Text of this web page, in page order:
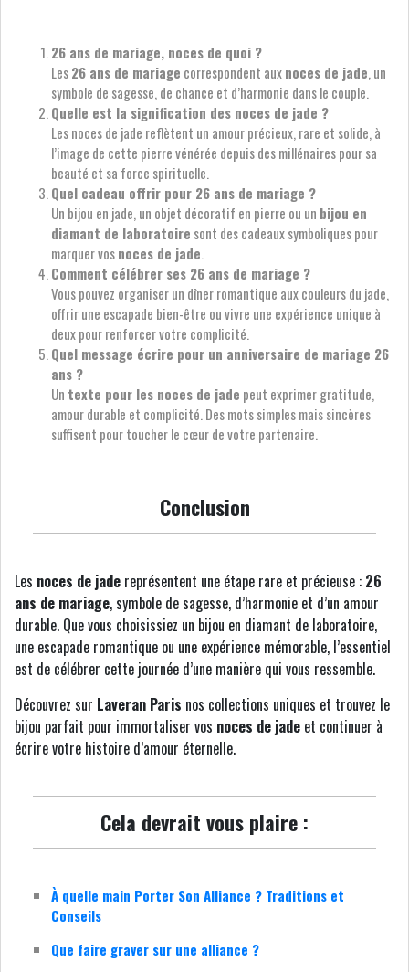
26 ans de mariage, noces de quoi ?
Les26 ans de mariage correspondent auxnoces de jade, un
symbole de sagesse, de chance et d’harmonie dans le couple.
Quelle est la signification des noces de jade ?
Les noces de jade reflètent un amour précieux, rare et solide, à
l’image de cette pierre vénérée depuis des millénaires pour sa
beauté et sa force spirituelle.
Quel cadeau offrir pour 26 ans de mariage ?
Un bijou en jade, un objet décoratif en pierre ou un bijou en
diamant de laboratoire sont des cadeaux symboliques pour
marquer vosnoces de jade.
Comment célébrer ses 26 ans de mariage ?
Vous pouvez organiser un dîner romantique aux couleurs du jade,
offrir une escapade bien-être ou vivre une expérience unique à
deux pour renforcer votre complicité.
Quel message écrire pour un anniversaire de mariage 26
ans ?
Un texte pour les noces de jade peut exprimer gratitude,
amour durable et complicité. Des mots simples mais sincères
suffisent pour toucher le cœur de votre partenaire.
Conclusion
Les noces de jade représentent une étape rare et précieuse : 26
ans de mariage, symbole de sagesse, d’harmonie et d’un amour
durable. Que vous choisissiez un bijou en diamant de laboratoire,
une escapade romantique ou une expérience mémorable, l’essentiel
est de célébrer cette journée d’une manière qui vous ressemble.
Découvrez sur Laveran Paris nos collections uniques et trouvez le
bijou parfait pour immortaliser vos noces de jade et continuer à
écrire votre histoire d’amour éternelle.
Cela devrait vous plaire :
À quelle main Porter Son Alliance ? Traditions et
Conseils
Que faire graver sur une alliance ?